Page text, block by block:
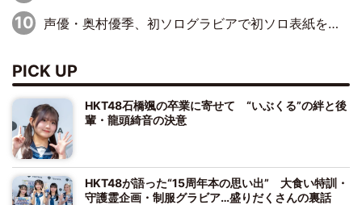
声優・奥村優季、初ソログラビアで初ソロ表紙を飾る！ 初めて見せる表情や、声優を志したきっかけなどを語った必読のインタビューを掲載
PICK UP
HKT48石橋颯の卒業に寄せて “いぶくる”の絆と後
輩・龍頭綺音の決意
HKT48が語った“15周年本の思い出” 大食い特訓・
守護霊企画・制服グラビア…盛りだくさんの裏話